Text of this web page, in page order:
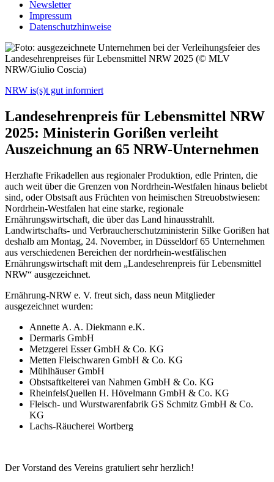
Newsletter
Impressum
Datenschutzhinweise
NRW is(s)t gut informiert
Landesehrenpreis für Lebensmittel NRW
2025: Ministerin Gorißen verleiht
Auszeichnung an 65 NRW-Unternehmen
Herzhafte Frikadellen aus regionaler Produktion, edle Printen, die
auch weit über die Grenzen von Nordrhein-Westfalen hinaus beliebt
sind, oder Obstsaft aus Früchten von heimischen Streuobstwiesen:
Nordrhein-Westfalen hat eine starke, regionale
Ernährungswirtschaft, die über das Land hinausstrahlt.
Landwirtschafts- und Verbraucherschutzministerin Silke Gorißen hat
deshalb am Montag, 24. November, in Düsseldorf 65 Unternehmen
aus verschiedenen Bereichen der nordrhein-westfälischen
Ernährungswirtschaft mit dem „Landesehrenpreis für Lebensmittel
NRW“ ausgezeichnet.
Ernährung-NRW e. V. freut sich, dass neun Mitglieder
ausgezeichnet wurden:
Annette A. A. Diekmann e.K.
Dermaris GmbH
Metzgerei Esser GmbH & Co. KG
Metten Fleischwaren GmbH & Co. KG
Mühlhäuser GmbH
Obstsaftkelterei van Nahmen GmbH & Co. KG
RheinfelsQuellen H. Hövelmann GmbH & Co. KG
Fleisch- und Wurstwarenfabrik GS Schmitz GmbH & Co.
KG
Lachs-Räucherei Wortberg
Der Vorstand des Vereins gratuliert sehr herzlich!